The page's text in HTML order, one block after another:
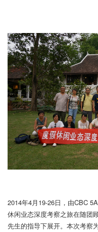
2014年4月19-26日，由CBC
休闲业态深度考察之旅在随团
先生的指导下展开。本次考察